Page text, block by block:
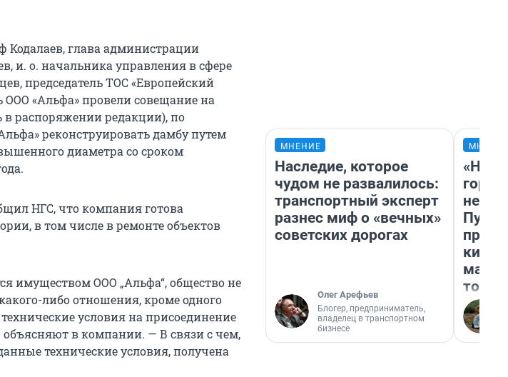
Кодалаев, глава администрации
и. о. начальника управления в сфере
председатель ТОС «Европейский
ООО «Альфа» провели совещание на
в распоряжении редакции), по
реконструировать дамбу путем
диаметра со сроком
НГС, что компания готова
в том числе в ремонте объектов
имуществом ООО „Альфа“, общество не
либо отношения, кроме одного
условия на присоединение
объясняют в компании. — В связи с чем,
технические условия, получена
МНЕНИЕ
Наследие, которое
чудом не развалилось:
транспортный эксперт
разнес миф о «вечных»
советских дорогах
Олег Арефьев
Блогер, предприниматель,
владелец в транспортном
бизнесе
«Нет
того